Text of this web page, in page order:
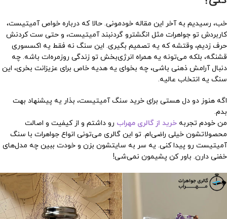
خب، رسیدیم به آخر این مقاله خودمونی. حالا که درباره خواص آمیتیست،
کاربردش تو جواهرات مثل انگشترو گردنبند آمیتیست، و حتی ست کردنش
حرف زدیم، وقتشه که یه تصمیم بگیری. این سنگ نه فقط یه اکسسوری
قشنگه، بلکه می‌تونه یه همراه انرژی‌بخش تو زندگی روزمره‌ات باشه. چه
دنبال آرامش ذهنی باشی، چه بخوای یه هدیه خاص برای عزیزانت بخری، این
سنگ یه انتخاب عالیه.
اگه هنوز دو دل هستی برای خرید سنگ آمیتیست، بذار یه پیشنهاد بهت
بدم.
من خودم تجربه خرید از گالری مهراب رو داشتم و از کیفیت و اصالت
محصولاتشون خیلی راضی‌ام. تو این گالری می‌تونی انواع جواهرات با سنگ
آمیتیست رو پیدا کنی. یه سر به سایتشون بزن و خودت ببین چه مدل‌های
خفنی دارن. باور کن پشیمون نمی‌شی!